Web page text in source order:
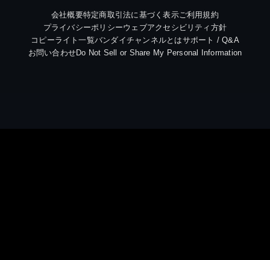
会社概要特定商取引法に基づく表示ご利用規約
プライバシーポリシーウェブアクセシビリティ方針
コピーライト一覧バンダイチャンネルとはサポート / Q&A
お問い合わせDo Not Sell or Share My Personal Information